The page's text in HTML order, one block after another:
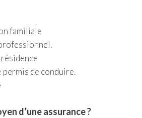
familiale
permis de conduire.
d’une assurance ?